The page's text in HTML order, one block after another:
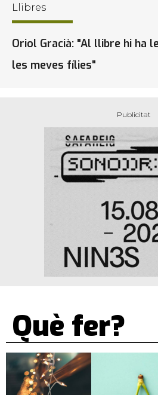
Llibres
Oriol Gracià: "Al llibre hi ha
les meves fílies"
Què fer?